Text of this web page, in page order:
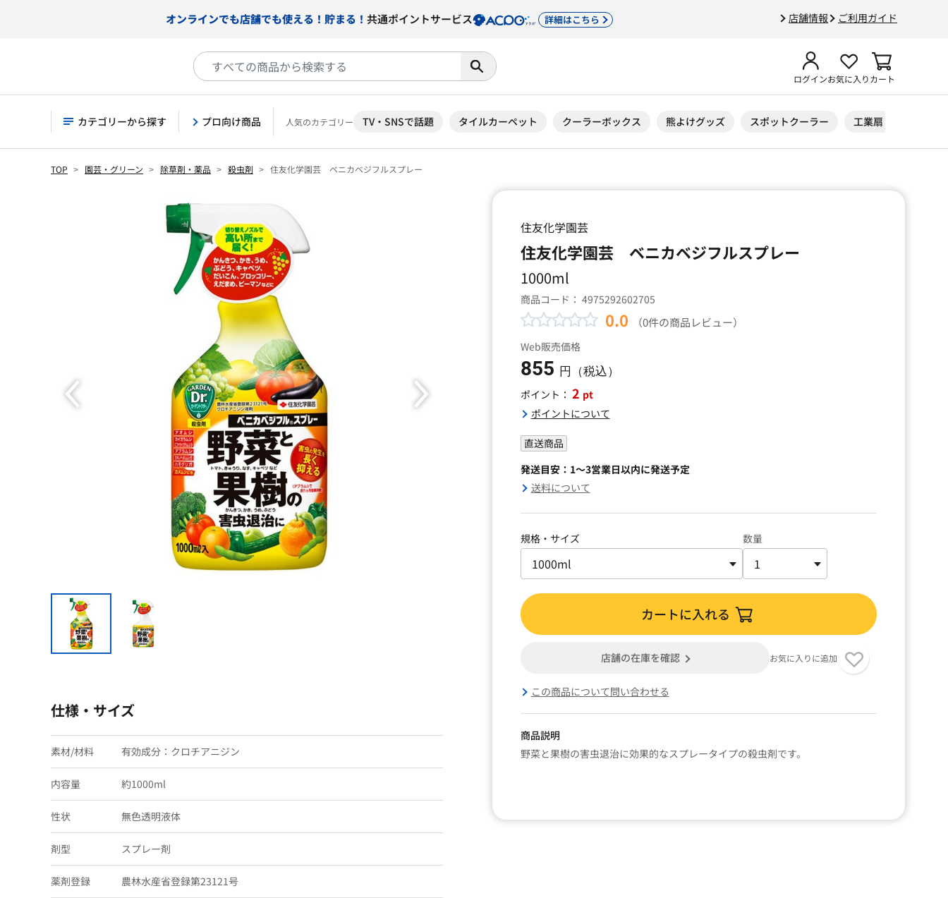
店舗情報 ご利用ガイド
オンラインでも店舗でも使える！貯まる！ 共通ポイントサービス 詳細はこちら
ログインお気に入りカート
カテゴリーから探す プロ向け商品 人気のカテゴリー TV・SNSで話題 タイルカーペット クーラーボックス 熊よけグッズ スポットクーラー 工業扇
TOP 園芸・グリーン 除草剤・薬品 殺虫剤 住友化学園芸 ベニカベジフルスプレー
住友化学園芸
住友化学園芸 ベニカベジフルスプレー
1000ml
商品コード： 4975292602705
0.0 （0件の商品レビュー）
Web販売価格
855 円（税込）
ポイント： 2 pt
ポイントについて
直送商品
発送目安：1～3営業日以内に発送予定
送料について
規格・サイズ 数量
カートに入れる
店舗の在庫を確認 お気に入りに追加
この商品について問い合わせる
商品説明
野菜と果樹の害虫退治に効果的なスプレータイプの殺虫剤です。
仕様・サイズ
素材/材料 有効成分：クロチアニジン
内容量 約1000ml
性状 無色透明液体
剤型 スプレー剤
薬剤登録 農林水産省登録第23121号